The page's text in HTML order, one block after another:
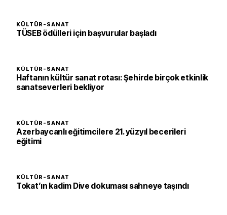
KÜLTÜR-SANAT
TÜSEB ödülleri için başvurular başladı
KÜLTÜR-SANAT
Haftanın kültür sanat rotası: Şehirde birçok etkinlik
sanatseverleri bekliyor
KÜLTÜR-SANAT
Azerbaycanlı eğitimcilere 21. yüzyıl becerileri
eğitimi
KÜLTÜR-SANAT
Tokat’ın kadim Dive dokuması sahneye taşındı